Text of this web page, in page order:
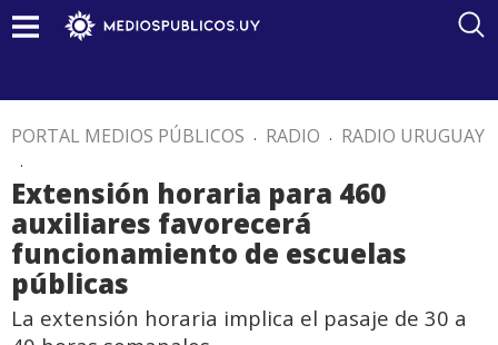
PORTAL MEDIOS PÚBLICOS . RADIO . RADIO URUGUAY
.
Extensión horaria para 460
auxiliares favorecerá
funcionamiento de escuelas
públicas
La extensión horaria implica el pasaje de 30 a